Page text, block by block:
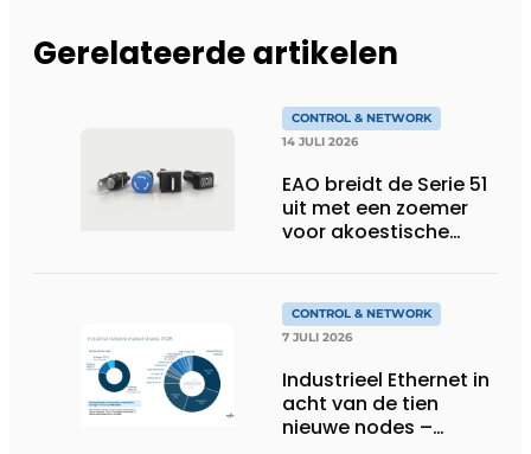
Gerelateerde artikelen
CONTROL & NETWORK
14 JULI 2026
EAO breidt de Serie 51
uit met een zoemer
voor akoestische
CONTROL & NETWORK
7 JULI 2026
Industrieel Ethernet in
acht van de tien
nieuwe nodes –